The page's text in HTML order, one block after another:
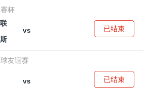
杯
vs
已结束
友谊赛
vs
已结束